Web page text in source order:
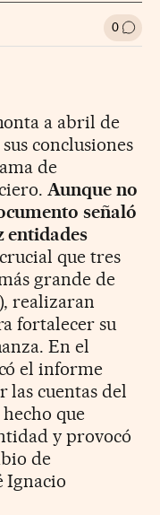
0 Ir a
a abril de
conclusiones
de
Aunque no
señaló
entidades
que tres
grande de
realizaran
fortalecer su
En el
el informe
las cuentas del
que
y provocó
de
Ignacio